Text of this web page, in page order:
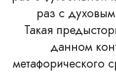
раз с
Такая
данном
метафорического